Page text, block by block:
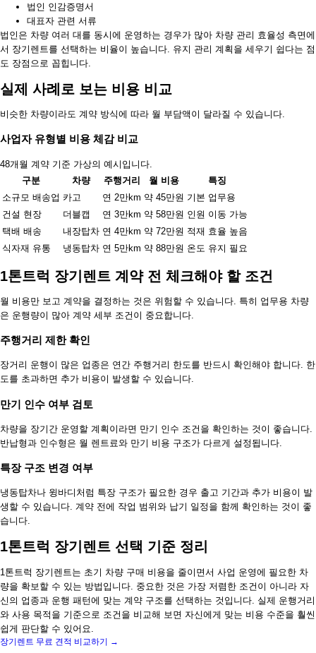
법인 인감증명서
대표자 관련 서류
법인은 차량 여러 대를 동시에 운영하는 경우가 많아 차량 관리 효율성 측면에
서 장기렌트를 선택하는 비율이 높습니다. 유지 관리 계획을 세우기 쉽다는 점
도 장점으로 꼽힙니다.
실제 사례로 보는 비용 비교
비슷한 차량이라도 계약 방식에 따라 월 부담액이 달라질 수 있습니다.
사업자 유형별 비용 체감 비교
48개월 계약 기준 가상의 예시입니다.
구분
차량 주행거리 월 비용
특징
소규모 배송업 카고 연 2만km 약 45만원 기본 업무용
건설 현장
더블캡 연 3만km 약 58만원 인원 이동 가능
택배 배송
내장탑차 연 4만km 약 72만원 적재 효율 높음
식자재 유통
냉동탑차 연 5만km 약 88만원 온도 유지 필요
1톤트럭 장기렌트 계약 전 체크해야 할 조건
월 비용만 보고 계약을 결정하는 것은 위험할 수 있습니다. 특히 업무용 차량
은 운행량이 많아 계약 세부 조건이 중요합니다.
주행거리 제한 확인
장거리 운행이 많은 업종은 연간 주행거리 한도를 반드시 확인해야 합니다. 한
도를 초과하면 추가 비용이 발생할 수 있습니다.
만기 인수 여부 검토
차량을 장기간 운영할 계획이라면 만기 인수 조건을 확인하는 것이 좋습니다.
반납형과 인수형은 월 렌트료와 만기 비용 구조가 다르게 설정됩니다.
특장 구조 변경 여부
냉동탑차나 윙바디처럼 특장 구조가 필요한 경우 출고 기간과 추가 비용이 발
생할 수 있습니다. 계약 전에 작업 범위와 납기 일정을 함께 확인하는 것이 좋
습니다.
1톤트럭 장기렌트 선택 기준 정리
1톤트럭 장기렌트는 초기 차량 구매 비용을 줄이면서 사업 운영에 필요한 차
량을 확보할 수 있는 방법입니다. 중요한 것은 가장 저렴한 조건이 아니라 자
신의 업종과 운행 패턴에 맞는 계약 구조를 선택하는 것입니다. 실제 운행거리
와 사용 목적을 기준으로 조건을 비교해 보면 자신에게 맞는 비용 수준을 훨씬
쉽게 판단할 수 있어요.
장기렌트 무료 견적 비교하기 →